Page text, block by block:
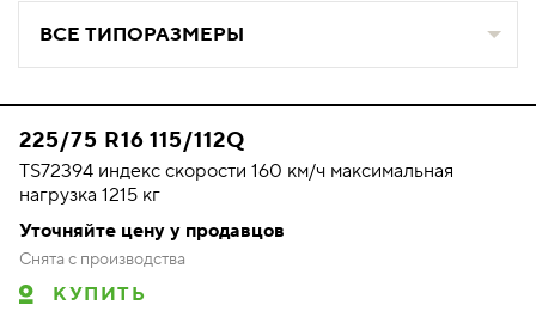
ВСЕ ТИПОРАЗМЕРЫ
225/75 R16 115/112Q
TS72394 индекс скорости 160 км/ч максимальная
нагрузка 1215 кг
Уточняйте цену у продавцов
Снята с производства
КУПИТЬ